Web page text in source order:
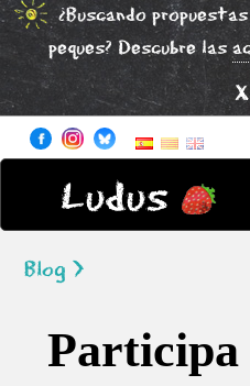
¿Buscando
peques? Descubre las
x
Ludus
Blog >
Participa